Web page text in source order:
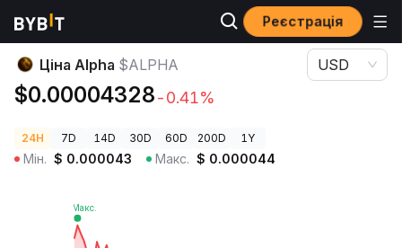
Реєстрація
Ціни криптовалют Ціна Alpha $ALPHA
Ціна Alpha $ALPHA
$0.00004328-0.41%
USD
24H 7D 14D 30D 60D 200D 1Y
Мін. $ 0.000043 Макс. $ 0.000044